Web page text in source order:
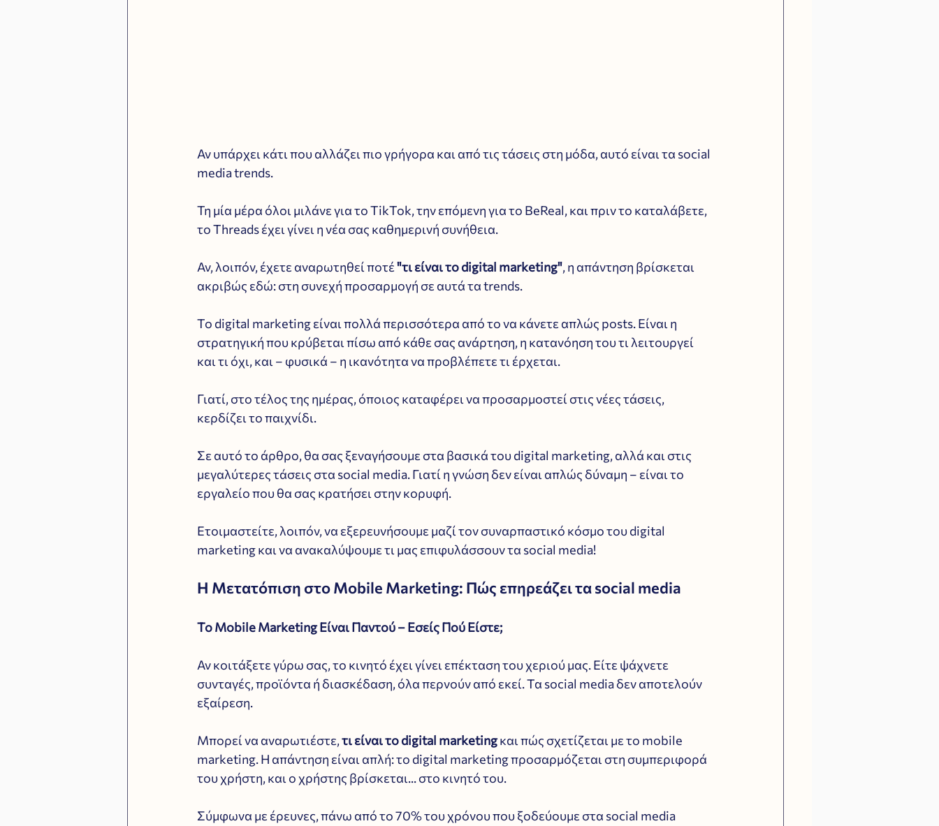
Αν υπάρχει κάτι που αλλάζει πιο γρήγορα και από τις τάσεις στη μόδα, αυτό είναι τα social
media trends.
Τη μία μέρα όλοι μιλάνε για το TikTok, την επόμενη για το BeReal, και πριν το καταλάβετε,
το Threads έχει γίνει η νέα σας καθημερινή συνήθεια.
Αν, λοιπόν, έχετε αναρωτηθεί ποτέ "τι είναι το digital marketing", η απάντηση βρίσκεται
ακριβώς εδώ: στη συνεχή προσαρμογή σε αυτά τα trends.
Το digital marketing είναι πολλά περισσότερα από το να κάνετε απλώς posts. Είναι η
στρατηγική που κρύβεται πίσω από κάθε σας ανάρτηση, η κατανόηση του τι λειτουργεί
και τι όχι, και – φυσικά – η ικανότητα να προβλέπετε τι έρχεται.
Γιατί, στο τέλος της ημέρας, όποιος καταφέρει να προσαρμοστεί στις νέες τάσεις,
κερδίζει το παιχνίδι.
Σε αυτό το άρθρο, θα σας ξεναγήσουμε στα βασικά του digital marketing, αλλά και στις
μεγαλύτερες τάσεις στα social media. Γιατί η γνώση δεν είναι απλώς δύναμη – είναι το
εργαλείο που θα σας κρατήσει στην κορυφή.
Ετοιμαστείτε, λοιπόν, να εξερευνήσουμε μαζί τον συναρπαστικό κόσμο του digital
marketing και να ανακαλύψουμε τι μας επιφυλάσσουν τα social media!
Η Μετατόπιση στο Mobile Marketing: Πώς επηρεάζει τα social media
Το Mobile Marketing Είναι Παντού – Εσείς Πού Είστε;
Αν κοιτάξετε γύρω σας, το κινητό έχει γίνει επέκταση του χεριού μας. Είτε ψάχνετε
συνταγές, προϊόντα ή διασκέδαση, όλα περνούν από εκεί. Τα social media δεν αποτελούν
εξαίρεση.
Μπορεί να αναρωτιέστε, τι είναι το digital marketing και πώς σχετίζεται με το mobile
marketing. Η απάντηση είναι απλή: το digital marketing προσαρμόζεται στη συμπεριφορά
του χρήστη, και ο χρήστης βρίσκεται... στο κινητό του.
Σύμφωνα με έρευνες, πάνω από το 70% του χρόνου που ξοδεύουμε στα social media